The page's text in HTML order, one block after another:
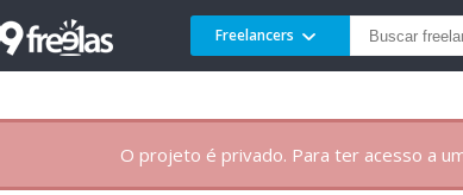
Freelancers
O projeto é privado. Para ter acesso a